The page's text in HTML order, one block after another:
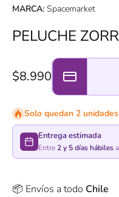
MARCA: Spacemarket
PELUCHE
$8.990
Solo quedan 2
Entrega estimada
Entre2 y 5 días hábiles
📦 Envíos a todo Chile